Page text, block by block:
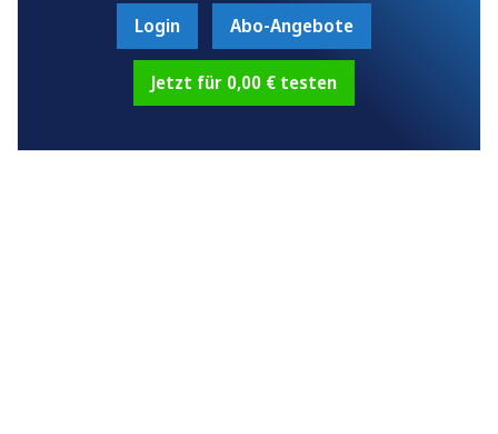
Login Abo-Angebote
Jetzt für 0,00 € testen